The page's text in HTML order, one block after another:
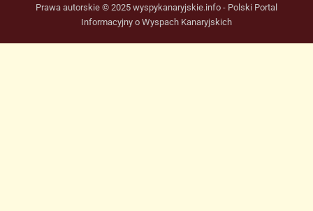
Prawa autorskie © 2025 wyspykanaryjskie.info - Polski Portal
Informacyjny o Wyspach Kanaryjskich